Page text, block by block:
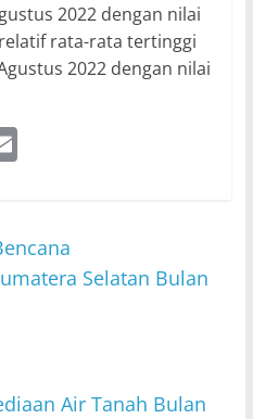
2022 dengan nilai
rata-rata tertinggi
2022 dengan nilai
E
l
Selatan Bulan
Air Tanah Bulan